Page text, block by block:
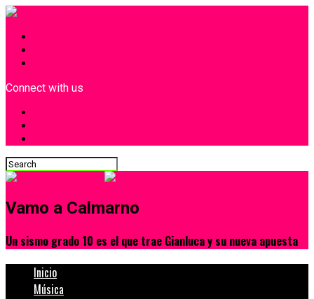
Connect with us
Vamo a Calmarno
Un sismo grado 10 es el que trae Gianluca y su nueva apuesta
Inicio
Música